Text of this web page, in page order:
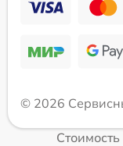
© 2026